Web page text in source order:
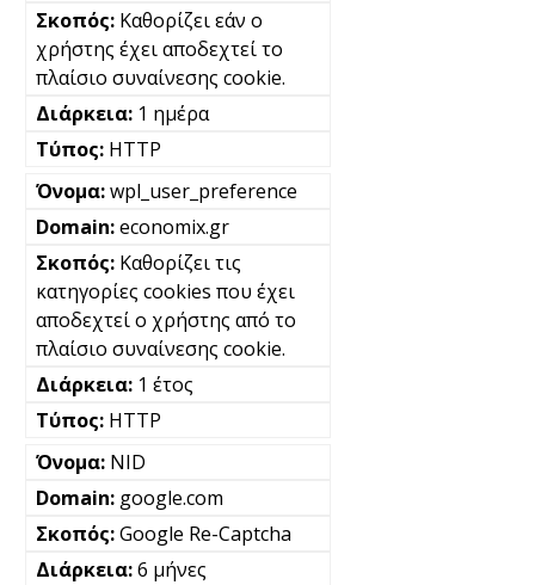
Καθορίζει εάν ο
χρήστης έχει αποδεχτεί το
πλαίσιο συναίνεσης cookie.
1 ημέρα
HTTP
wpl_user_preference
economix.gr
Καθορίζει τις
κατηγορίες cookies που έχει
αποδεχτεί ο χρήστης από το
πλαίσιο συναίνεσης cookie.
1 έτος
HTTP
NID
google.com
Google Re-Captcha
6 μήνες